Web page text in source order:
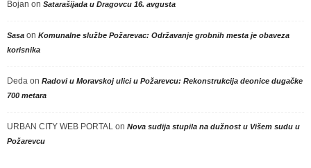
Bojan on Satarašijada u Dragovcu 16. avgusta
Sasa on Komunalne službe Požarevac: Održavanje grobnih mesta je obaveza
korisnika
Deda on Radovi u Moravskoj ulici u Požarevcu: Rekonstrukcija deonice dugačke
700 metara
URBAN CITY WEB PORTAL on Nova sudija stupila na dužnost u Višem sudu u
Požarevcu